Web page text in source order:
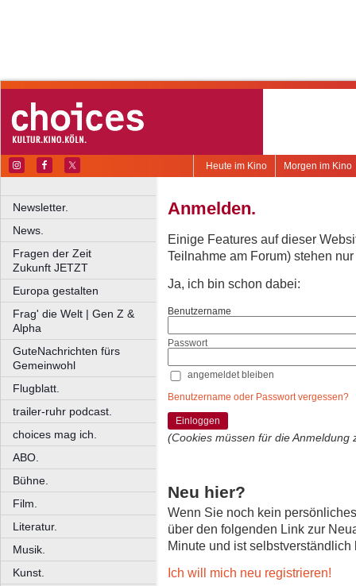
Morgen im Kino
Heute im Kino
Newsletter.
News.
Fragen der Zeit
Zukunft JETZT
Europa gestalten
Frag' die Welt | Gen Z &
Alpha
GuteNachrichten fürs
Gemeinwohl
Flugblatt.
trailer-ruhr podcast.
choices mag ich.
ABO.
Bühne.
Film.
Literatur.
Musik.
Kunst.
Anmelden.
Einige Features auf dieser
Teilnahme am Forum) stehen
Ja, ich bin schon dabei:
Benutzername
Passwort
angemeldet bleiben
Benutzername oder Passwort vergessen?
Einloggen
(Cookies müssen für die Anmeldung
Neu hier?
Wenn Sie noch kein
über den folgenden Link zur
Minute und ist selbstverständlich
Ich will mich neu registrieren!